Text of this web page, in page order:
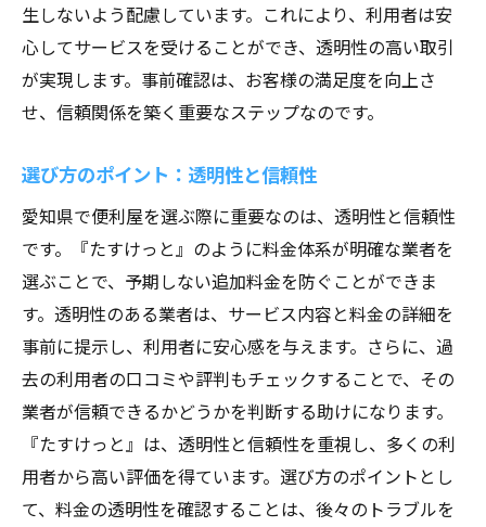
生しないよう配慮しています。これにより、利用者は安
心してサービスを受けることができ、透明性の高い取引
が実現します。事前確認は、お客様の満足度を向上さ
せ、信頼関係を築く重要なステップなのです。
選び方のポイント：透明性と信頼性
愛知県で便利屋を選ぶ際に重要なのは、透明性と信頼性
です。『たすけっと』のように料金体系が明確な業者を
選ぶことで、予期しない追加料金を防ぐことができま
す。透明性のある業者は、サービス内容と料金の詳細を
事前に提示し、利用者に安心感を与えます。さらに、過
去の利用者の口コミや評判もチェックすることで、その
業者が信頼できるかどうかを判断する助けになります。
『たすけっと』は、透明性と信頼性を重視し、多くの利
用者から高い評価を得ています。選び方のポイントとし
て、料金の透明性を確認することは、後々のトラブルを